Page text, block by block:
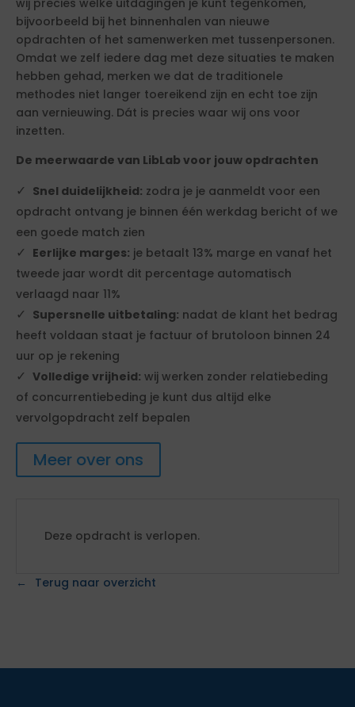
wij precies welke uitdagingen je kunt tegenkomen,
bijvoorbeeld bij het binnenhalen van nieuwe
opdrachten of het samenwerken met tussenpersonen.
Omdat we zelf iedere dag met deze situaties te maken
hebben gehad, merken we dat de traditionele
methodes niet langer toereikend zijn en echt toe zijn
aan vernieuwing. Dát is precies waar wij ons voor
inzetten.
De meerwaarde van LibLab voor jouw opdrachten
Snel duidelijkheid: zodra je je aanmeldt voor een
opdracht ontvang je binnen één werkdag bericht of we
een goede match zien
Eerlijke marges: je betaalt 13% marge en vanaf het
tweede jaar wordt dit percentage automatisch
verlaagd naar 11%
Supersnelle uitbetaling: nadat de klant het bedrag
heeft voldaan staat je factuur of brutoloon binnen 24
uur op je rekening
Volledige vrijheid: wij werken zonder relatiebeding
of concurrentiebeding je kunt dus altijd elke
vervolgopdracht zelf bepalen
Meer over ons
Deze opdracht is verlopen.
Terug naar overzicht